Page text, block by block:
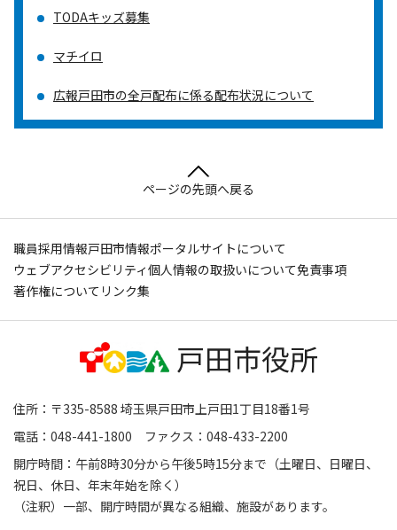
TODAキッズ募集
マチイロ
広報戸田市の全戸配布に係る配布状況について
ページの先頭へ戻る
職員採用情報戸田市情報ポータルサイトについて
ウェブアクセシビリティ個人情報の取扱いについて免責事項
著作権について リンク集
住所：〒335-8588 埼玉県戸田市上戸田1丁目18番1号
電話：048-441-1800 ファクス：048-433-2200
開庁時間：午前8時30分から午後5時15分まで（土曜日、日曜日、
祝日、休日、年末年始を除く）
（注釈）一部、開庁時間が異なる組織、施設があります。